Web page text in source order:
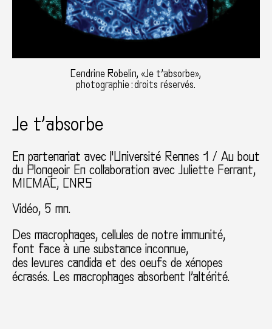
Cendrine Robelin, «Je t’absorbe»,
photographie : droits réservés.
Je t’absorbe
En partenariat avec l'Université Rennes 1 / Au bout
du Plongeoir En collaboration avec Juliette Ferrant,
MICMAC, CNRS
Vidéo, 5 mn.
Des macrophages, cellules de notre immunité,
font face à une substance inconnue,
des levures candida et des oeufs de xénopes
écrasés. Les macrophages absorbent l’altérité.